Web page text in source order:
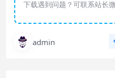
下载遇到问题？可联系站长
admin